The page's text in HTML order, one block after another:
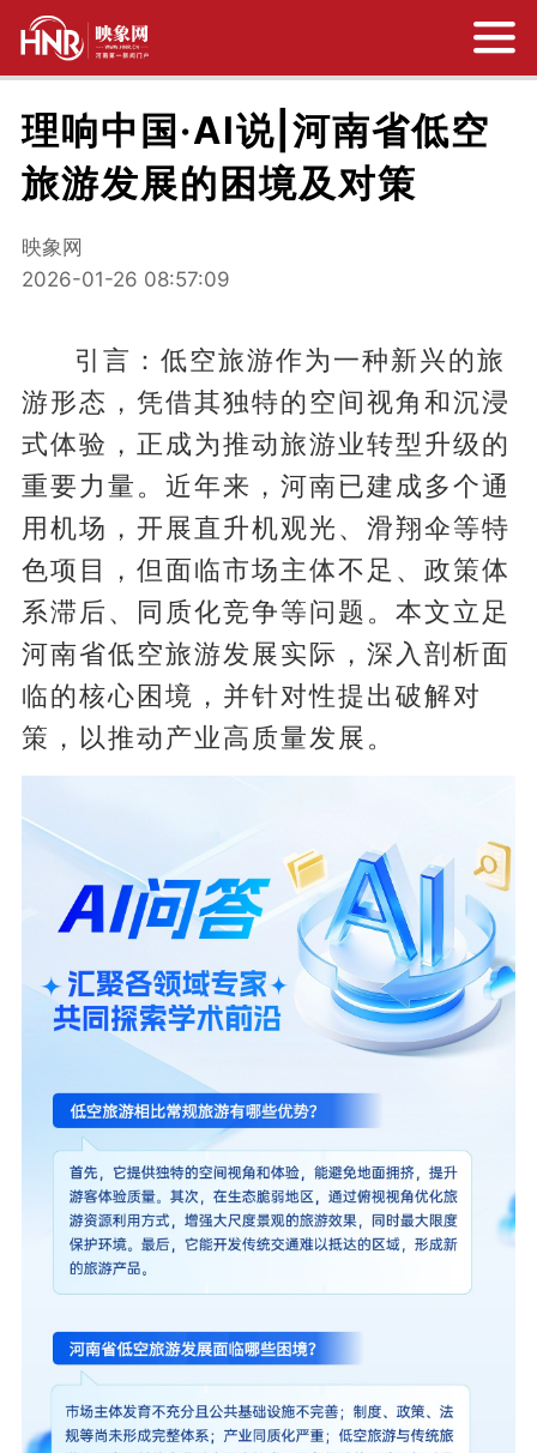
理响中国·AI说|河南省低空
旅游发展的困境及对策
映象网
2026-01-26 08:57:09
引言：低空旅游作为一种新兴的旅
游形态，凭借其独特的空间视角和沉浸
式体验，正成为推动旅游业转型升级的
重要力量。近年来，河南已建成多个通
用机场，开展直升机观光、滑翔伞等特
色项目，但面临市场主体不足、政策体
系滞后、同质化竞争等问题。本文立足
河南省低空旅游发展实际，深入剖析面
临的核心困境，并针对性提出破解对
策，以推动产业高质量发展。